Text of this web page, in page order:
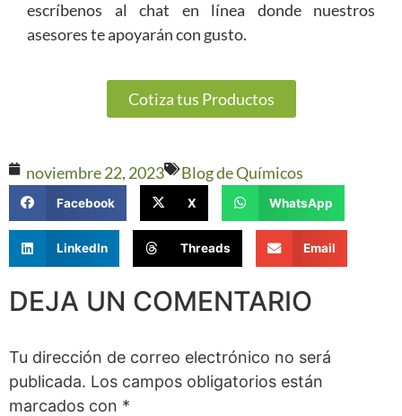
escríbenos al chat en línea donde nuestros
asesores te apoyarán con gusto.
Cotiza tus Productos
noviembre 22, 2023 Blog de Químicos
Facebook X WhatsApp
LinkedIn Threads Email
DEJA UN COMENTARIO
Tu dirección de correo electrónico no será
publicada. Los campos obligatorios están
marcados con *